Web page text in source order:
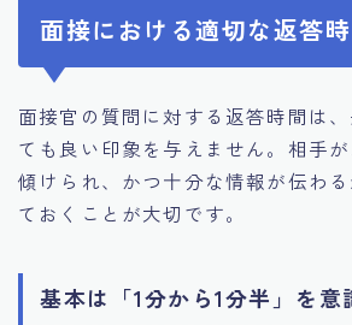
面接における適切な返答
面接官の質問に対する返答時間は
ても良い印象を与えません。相手
傾けられ、かつ十分な情報が伝わ
ておくことが大切です。
基本は「1分から1分半」を意